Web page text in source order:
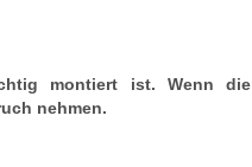
montiert ist. Wenn die
nehmen.